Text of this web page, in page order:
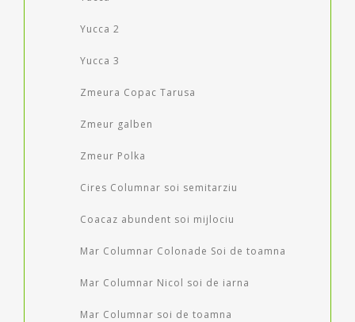
Yucca 2
Yucca 3
Zmeura Copac Tarusa
Zmeur galben
Zmeur Polka
Cires Columnar soi semitarziu
Coacaz abundent soi mijlociu
Mar Columnar Colonade Soi de toamna
Mar Columnar Nicol soi de iarna
Mar Columnar soi de toamna